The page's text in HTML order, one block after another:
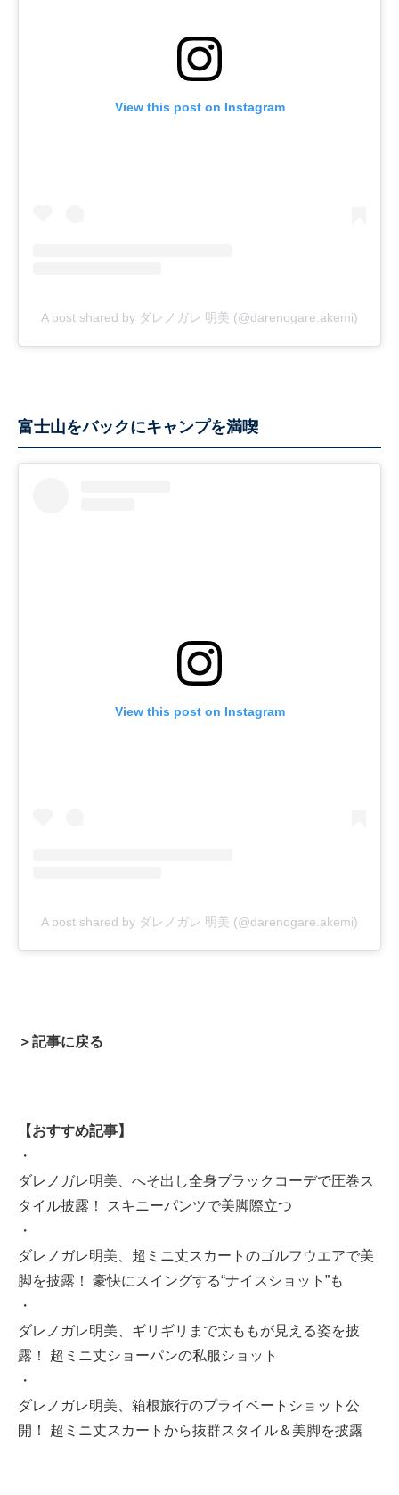
View this post on Instagram
A post shared by ダレノガレ 明美 (@darenogare.akemi)
富士山をバックにキャンプを満喫
View this post on Instagram
A post shared by ダレノガレ 明美 (@darenogare.akemi)
＞記事に戻る
【おすすめ記事】
・
ダレノガレ明美、へそ出し全身ブラックコーデで圧巻ス
タイル披露！ スキニーパンツで美脚際立つ
・
ダレノガレ明美、超ミニ丈スカートのゴルフウエアで美
脚を披露！ 豪快にスイングする“ナイスショット”も
・
ダレノガレ明美、ギリギリまで太ももが見える姿を披
露！ 超ミニ丈ショーパンの私服ショット
・
ダレノガレ明美、箱根旅行のプライベートショット公
開！ 超ミニ丈スカートから抜群スタイル＆美脚を披露